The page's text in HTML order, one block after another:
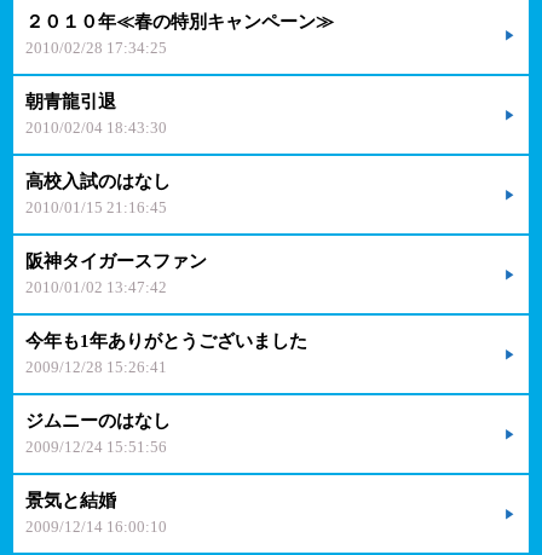
２０１０年≪春の特別キャンペーン≫
2010/02/28 17:34:25
朝青龍引退
2010/02/04 18:43:30
高校入試のはなし
2010/01/15 21:16:45
阪神タイガースファン
2010/01/02 13:47:42
今年も1年ありがとうございました
2009/12/28 15:26:41
ジムニーのはなし
2009/12/24 15:51:56
景気と結婚
2009/12/14 16:00:10